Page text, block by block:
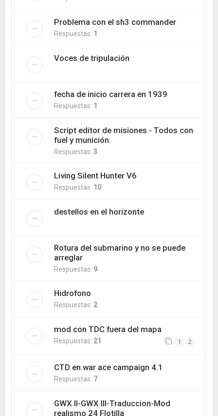
Problema con el sh3 commander
Respuestas: 1
Voces de tripulación
fecha de inicio carrera en 1939
Respuestas: 1
Script editor de misiones - Todos con
fuel y munición.
Respuestas:3
Living Silent Hunter V6
Respuestas: 10
destellos en el horizonte
Rotura del submarino y no se puede
arreglar
Respuestas: 9
Hidrofono
Respuestas: 2
mod con TDC fuera del mapa
Respuestas: 21 1 2
CTD en war ace campaign 4.1
Respuestas: 7
GWX II-GWX III-Traduccion-Mod
realismo 24 Flotilla